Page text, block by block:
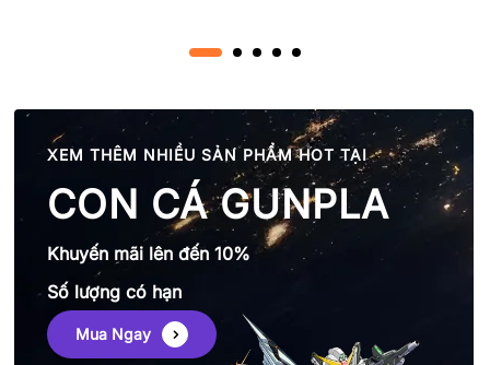
XEM THÊM NHIỀU SẢN PHẨM HOT TẠI
CON CÁ GUNPLA
Khuyến mãi lên đến 10%
Số lượng có hạn
Mua Ngay